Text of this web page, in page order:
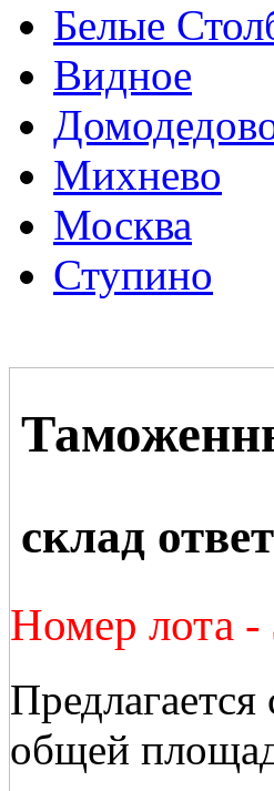
Белые
Видное
Михнево
Москва
Ступино
склад
Номер лота -
общей